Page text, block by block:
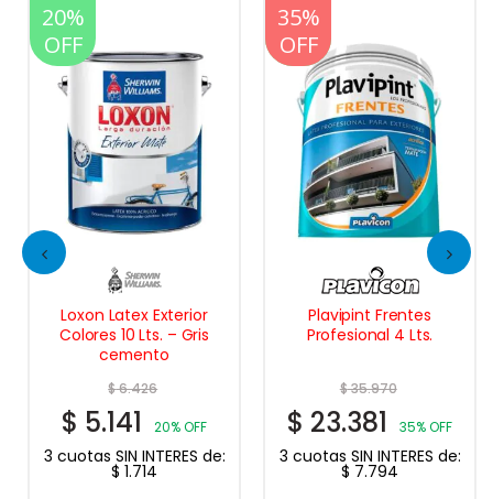
20%
OFF
Loxon Latex Exterior
Colores 10 Lts. – Gris
cemento
$6.426
$ 5.141 20% OFF
3 cuotas SIN INTERES de:
$ 1.714
20%
OFF
35%
OFF
Plavipint Frentes
Profesional 4 Lts.
$35.970
$ 23.381 35% OFF
3 cuotas SIN INTERES de:
$ 7.794